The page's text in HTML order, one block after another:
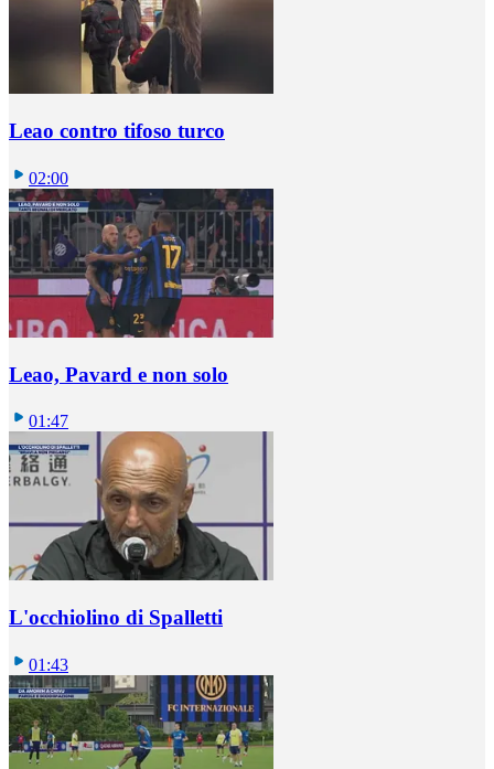
Leao contro tifoso turco
02:00
Leao, Pavard e non solo
01:47
L'occhiolino di Spalletti
01:43